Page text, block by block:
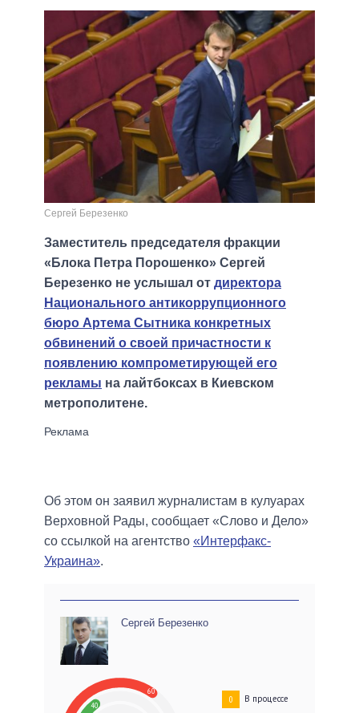
Сергей Березенко
Заместитель председателя фракции
«Блока Петра Порошенко» Сергей
Березенко не услышал от директора
Национального антикоррупционного
бюро Артема Сытника конкретных
обвинений о своей причастности к
появлению компрометирующей его
рекламы на лайтбоксах в Киевском
метрополитене.
Об этом он заявил журналистам в кулуарах
Верховной Рады, сообщает «Слово и Дело»
со ссылкой на агентство «Интерфакс-
Украина».
Сергей Березенко
60
40
0 В процессе